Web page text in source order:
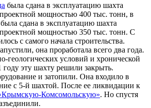
была сдана в эксплуатацию шахта
мощностью 400 тыс. тонн, в
была сдана в эксплуатацию шахта
мощностью 350 тыс. тонн. С
с самого начала строительства.
она проработала всего два года.
геологических условий и хронической
году эту шахту решили закрыть.
и затопили. Она входило в
с 5-й шахтой. После ее ликвидации к
Комсомольскую». Но спустя